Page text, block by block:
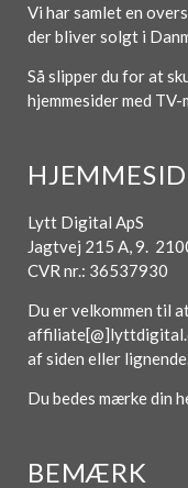
Vi har samlet en
der bliver solgt i
Så slipper du for at
hjemmesider med
Lytt Digital ApS
Jagtvej 215 A, 9.
CVR nr.: 36537930
Du er velkommen til
af siden eller
Du bedes mærke din
BEMÆRK